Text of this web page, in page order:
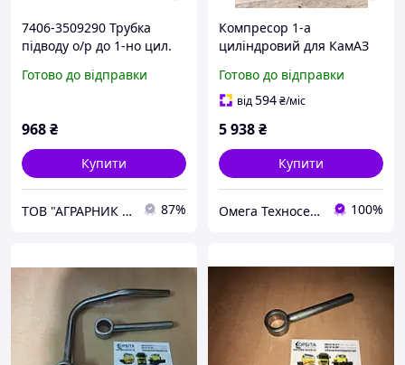
7406-3509290 Трубка
підводу о/р до 1-но цил.
Готово до відправки
968₴
Купити
ТОВ "АГРАРНИК ТС", м. Харків 87%
Компресор 1-а
циліндровий для КамАЗ
Готово до відправки
від594₴/міс
5 938₴
Купити
Омега Техносервис 100%